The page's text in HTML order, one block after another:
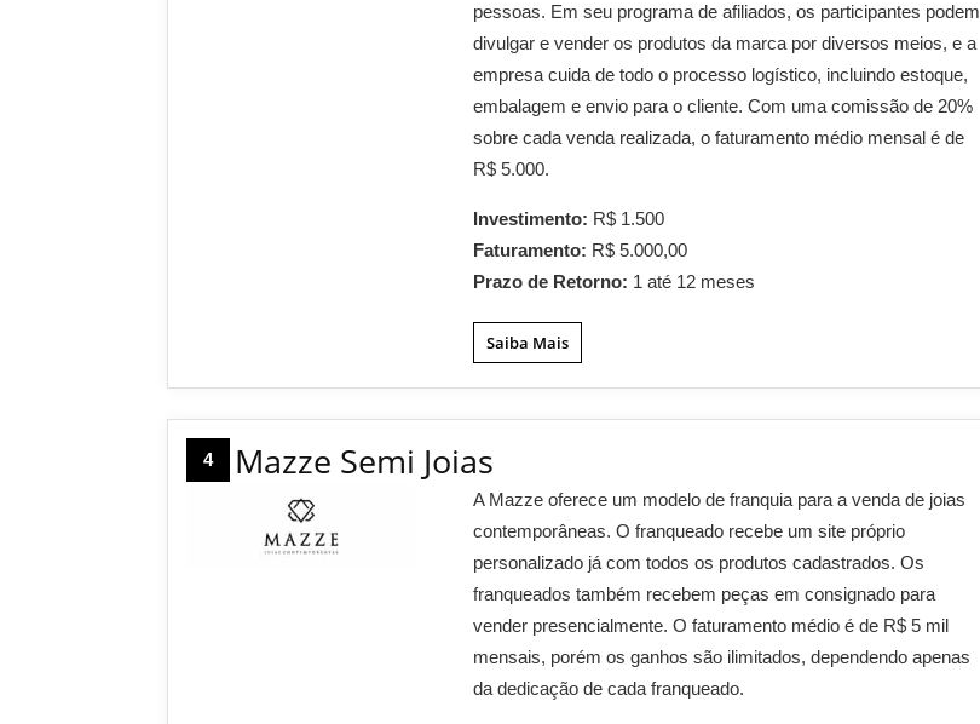
pessoas. Em seu programa de afiliados, os participantes podem
divulgar e vender os produtos da marca por diversos meios, e a
empresa cuida de todo o processo logístico, incluindo estoque,
embalagem e envio para o cliente. Com uma comissão de 20%
sobre cada venda realizada, o faturamento médio mensal é de
R$ 5.000.
Investimento: R$ 1.500
Faturamento: R$ 5.000,00
Prazo de Retorno: 1 até 12 meses
Saiba Mais
4 Mazze Semi Joias
A Mazze oferece um modelo de franquia para a venda de joias
contemporâneas. O franqueado recebe um site próprio
personalizado já com todos os produtos cadastrados. Os
franqueados também recebem peças em consignado para
vender presencialmente. O faturamento médio é de R$ 5 mil
mensais, porém os ganhos são ilimitados, dependendo apenas
da dedicação de cada franqueado.